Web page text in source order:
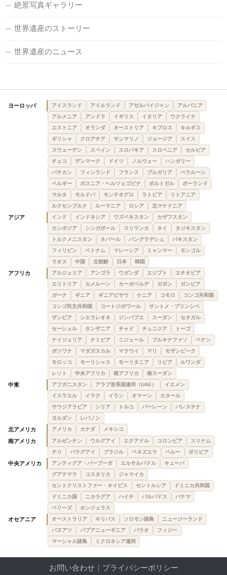
絶景写真ギャラリー
世界遺産のストーリー
世界遺産のニュース
ヨーロッパ アイスランド アイルランド アゼルバイジャン
アルバニア
アルメニア
アンドラ イギリス イタリア
ウクライナ
エストニア
オランダ オーストリア キプロス
キルギス
ギリシャ
クロアチア サンマリノ ジョージア
スイス
スウェーデン
スペイン スロバキア スロベニア
セルビア
チェコ
デンマーク ドイツ ノルウェー
ハンガリー
バチカン
フィンランド フランス ブルガリア
ベラルーシ
ベルギー
ボスニア・ヘルツェゴビナ ポルトガル
ポーランド
マルタ
モルドバ モンテネグロ ラトビア
リトアニア
ルクセンブルク
ルーマニア ロシア 北マケドニア
アジア インド インドネシア ウズベキスタン
カザフスタン
カンボジア
シンガポール スリランカ タイ
タジキスタン
トルクメニスタン
ネパール バングラデシュ
パキスタン
フィリピン
ベトナム マレーシア ミャンマー
モンゴル
ラオス
中国 北朝鮮 日本 韓国
アフリカ アルジェリア アンゴラ ウガンダ エジプト
エチオピア
エリトリア
カメルーン カーボベルデ ガボン
ガンビア
ガーナ
ギニア ギニアビサウ ケニア コモロ
コンゴ共和国
コンゴ民主共和国
コートジボワール
サントメ・プリンシペ
ザンビア
シエラレオネ ジンバブエ スーダン
セネガル
セーシェル
タンザニア チャド チュニジア
トーゴ
ナイジェリア
ナミビア ニジェール ブルキナファソ
ベナン
ボツワナ
マダガスカル マラウイ マリ
モザンビーク
モロッコ
モーリシャス モーリタニア リビア
ルワンダ
レソト
中央アフリカ 南アフリカ 南スーダン
中東 アフガニスタン アラブ首長国連邦（UAE）
イエメン
イスラエル
イラク イラン オマーン
カタール
サウジアラビア
シリア トルコ バーレーン
パレスチナ
ヨルダン
レバノン
北アメリカ アメリカ カナダ メキシコ
南アメリカ アルゼンチン ウルグアイ エクアドル コロンビア
スリナム
チリ
パラグアイ ブラジル ベネズエラ ペルー ボリビア
中央アメリカ アンティグア・バーブーダ エルサルバドル
キューバ
グアテマラ
コスタリカ
ジャマイカ
セントクリストファー・ネイビス
セントルシア
ドミニカ共和国
ドミニカ国
ニカラグア ハイチ バルバドス
パナマ
ベリーズ
ホンジュラス
オセアニア オーストラリア キリバス ソロモン諸島
ニュージーランド
バヌアツ
パプアニューギニア パラオ
フィジー
マーシャル諸島
ミクロネシア連邦
お問い合わせ｜ プライバシーポリシー